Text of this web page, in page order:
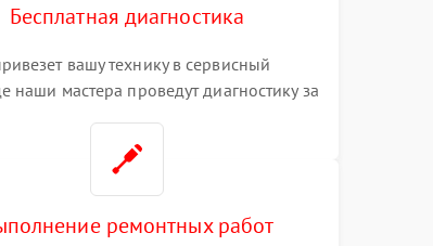
Бесплатная диагностика
вашу технику в сервисный
наши мастера проведут диагностику за
ремонтных работ